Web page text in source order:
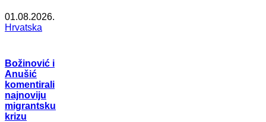
01.08.2026.
Hrvatska
Božinović i
Anušić
komentirali
najnoviju
migrantsku
krizu